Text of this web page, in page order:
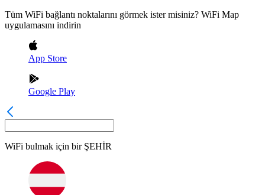
Tüm WiFi bağlantı noktalarını görmek ister misiniz? WiFi Map
uygulamasını indirin
App Store
Google Play
WiFi bulmak için bir ŞEHİR